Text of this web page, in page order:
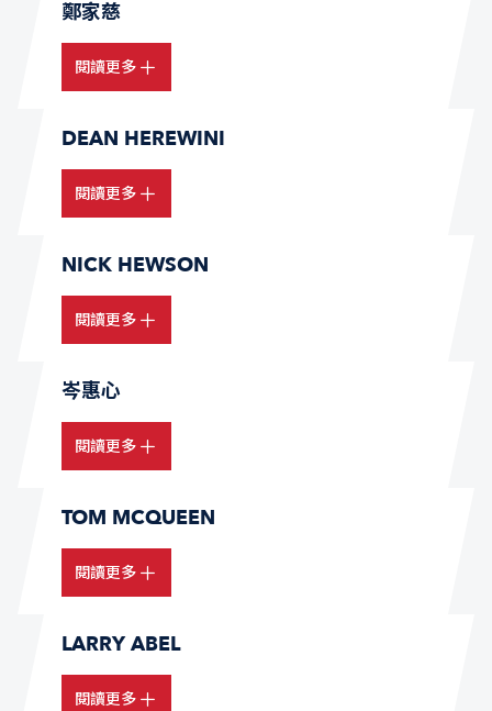
鄭家慈
閱讀更多
DEAN HEREWINI
閱讀更多
NICK HEWSON
閱讀更多
岑惠心
閱讀更多
TOM MCQUEEN
閱讀更多
LARRY ABEL
閱讀更多